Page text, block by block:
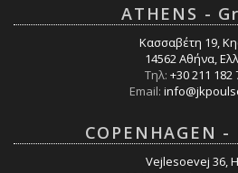
ATHENS -
Κασσαβέτη 19,
14562 Αθήνα,
Τηλ: +30 211 182
Email:
COPENHAGEN
Vejlesoevej 36,